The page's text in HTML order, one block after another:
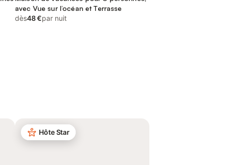
avec Vue sur l’océan et Terrasse
dès48 €par nuit
Hôte Star